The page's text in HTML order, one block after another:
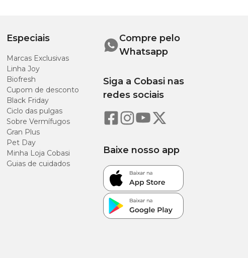
100g/kg
260g/kg
150g/kg
75g/kg
Especiais
Marcas Exclusivas
Linha Joy
Biofresh
Cupom de desconto
Black Friday
Ciclo das pulgas
Sobre Vermífugos
Gran Plus
Pet Day
Minha Loja Cobasi
Guias de cuidados
Compre pelo
Whatsapp
Siga a Cobasi nas
redes sociais
Baixe nosso app